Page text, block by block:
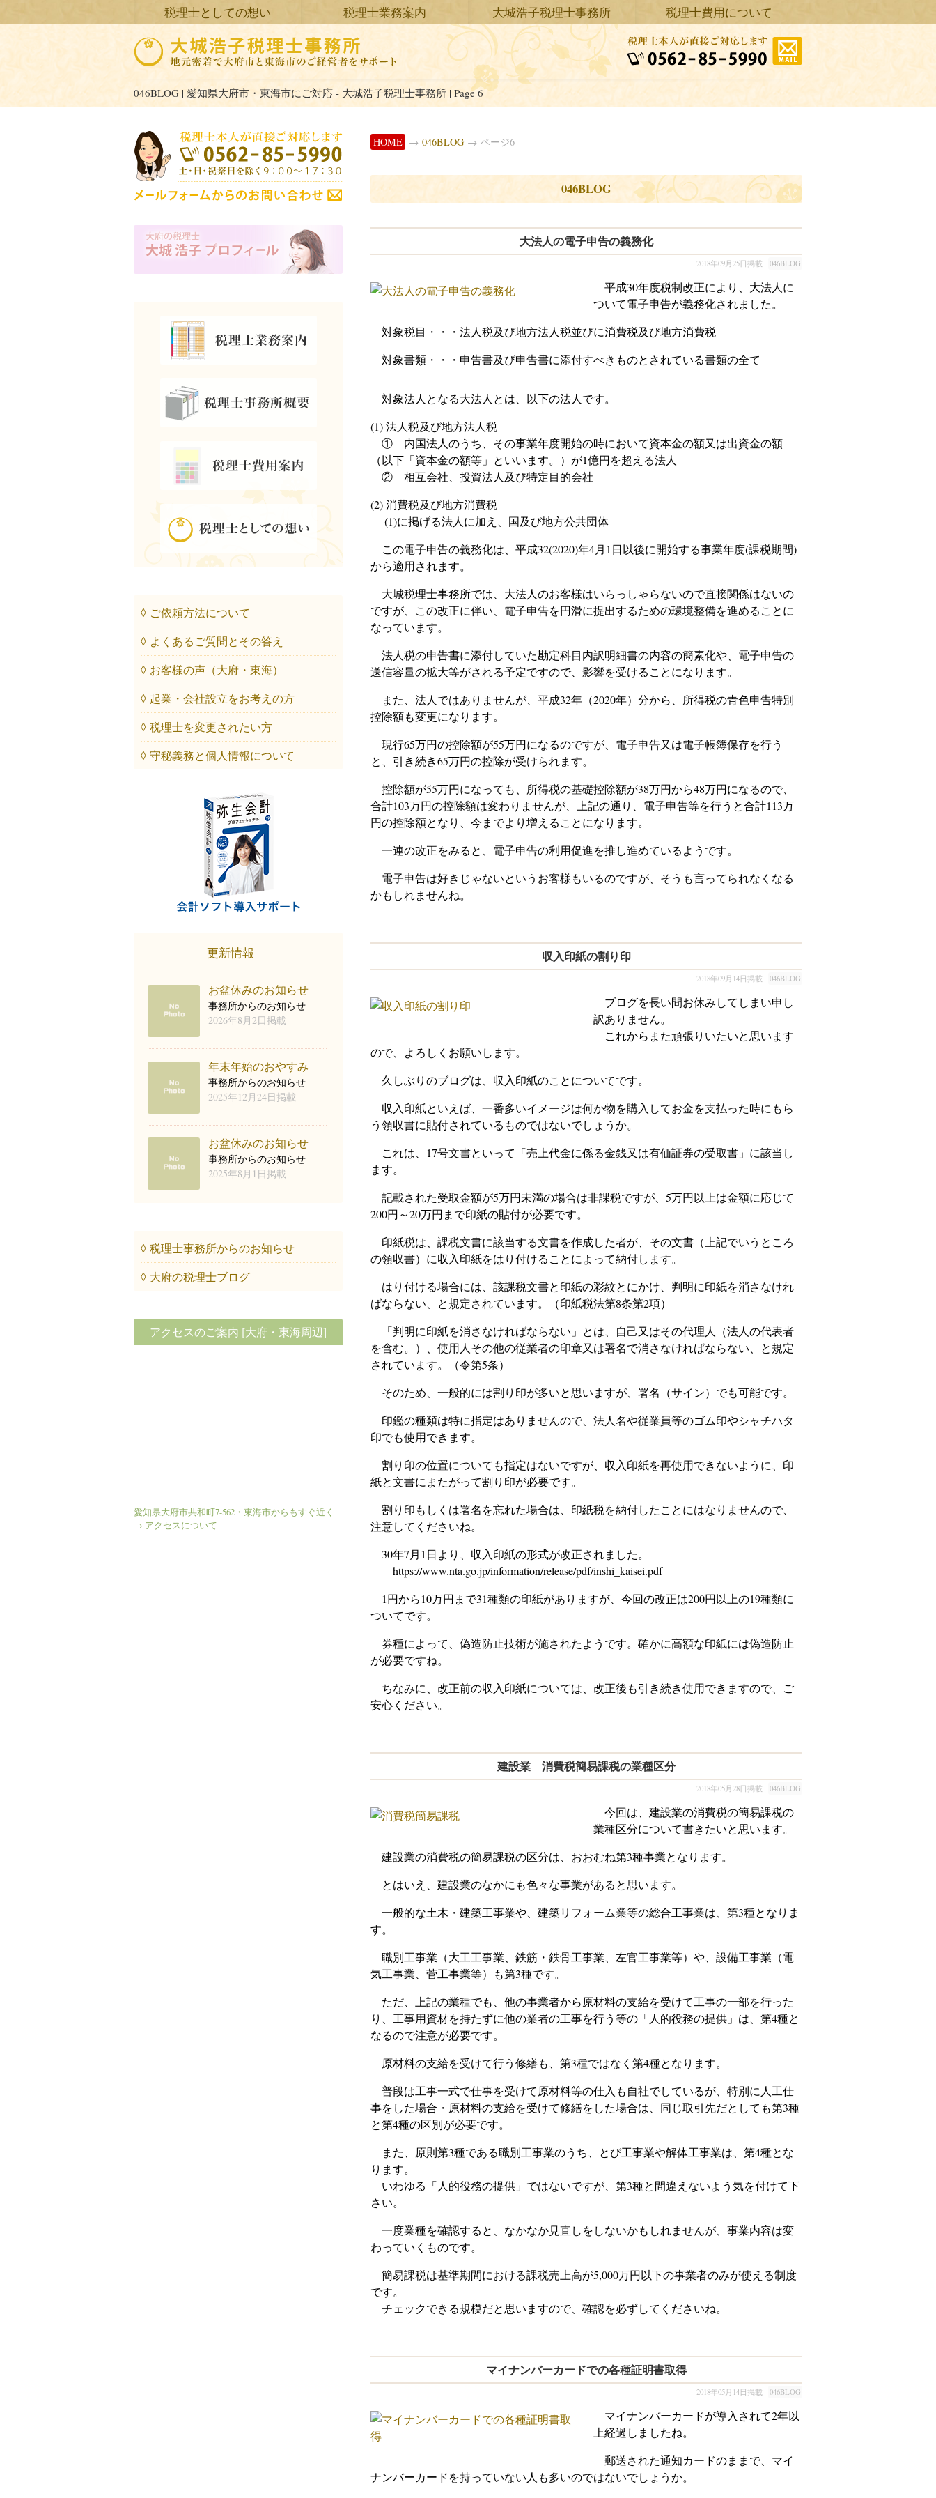
Main menu
Skip to content税理士としての想い 税理士業務案内 大城浩子税理士事務所 税理士費用について
046BLOG | 愛知県大府市・東海市にご対応 - 大城浩子税理士事務所 | Page 6
HOME → 046BLOG → ページ6
046BLOG
大法人の電子申告の義務化
2018年09月25日掲載 046BLOG
平成30年度税制改正により、大法人に
ついて電子申告が義務化されました。
対象税目・・・法人税及び地方法人税並びに消費税及び地方消費税
対象書類・・・申告書及び申告書に添付すべきものとされている書類の全て
対象法人となる大法人とは、以下の法人です。
(1) 法人税及び地方法人税
① 内国法人のうち、その事業年度開始の時において資本金の額又は出資金の額
（以下「資本金の額等」といいます。）が1億円を超える法人
② 相互会社、投資法人及び特定目的会社
(2) 消費税及び地方消費税
(1)に掲げる法人に加え、国及び地方公共団体
この電子申告の義務化は、平成32(2020)年4月1日以後に開始する事業年度(課税期間)
から適用されます。
大城税理士事務所では、大法人のお客様はいらっしゃらないので直接関係はないの
ですが、この改正に伴い、電子申告を円滑に提出するための環境整備を進めることに
なっています。
法人税の申告書に添付していた勘定科目内訳明細書の内容の簡素化や、電子申告の
送信容量の拡大等がされる予定ですので、影響を受けることになります。
また、法人ではありませんが、平成32年（2020年）分から、所得税の青色申告特別
控除額も変更になります。
現行65万円の控除額が55万円になるのですが、電子申告又は電子帳簿保存を行う
と、引き続き65万円の控除が受けられます。
控除額が55万円になっても、所得税の基礎控除額が38万円から48万円になるので、
合計103万円の控除額は変わりませんが、上記の通り、電子申告等を行うと合計113万
円の控除額となり、今までより増えることになります。
一連の改正をみると、電子申告の利用促進を推し進めているようです。
電子申告は好きじゃないというお客様もいるのですが、そうも言ってられなくなる
かもしれませんね。
収入印紙の割り印
2018年09月14日掲載 046BLOG
ブログを長い間お休みしてしまい申し
訳ありません。
これからまた頑張りいたいと思います
ので、よろしくお願いします。
久しぶりのブログは、収入印紙のことについてです。
収入印紙といえば、一番多いイメージは何か物を購入してお金を支払った時にもら
う領収書に貼付されているものではないでしょうか。
これは、17号文書といって「売上代金に係る金銭又は有価証券の受取書」に該当し
ます。
記載された受取金額が5万円未満の場合は非課税ですが、5万円以上は金額に応じて
200円～20万円まで印紙の貼付が必要です。
印紙税は、課税文書に該当する文書を作成した者が、その文書（上記でいうところ
の領収書）に収入印紙をはり付けることによって納付します。
はり付ける場合には、該課税文書と印紙の彩紋とにかけ、判明に印紙を消さなけれ
ばならない、と規定されています。（印紙税法第8条第2項）
「判明に印紙を消さなければならない」とは、自己又はその代理人（法人の代表者
を含む。）、使用人その他の従業者の印章又は署名で消さなければならない、と規定
されています。（令第5条）
そのため、一般的には割り印が多いと思いますが、署名（サイン）でも可能です。
印鑑の種類は特に指定はありませんので、法人名や従業員等のゴム印やシャチハタ
印でも使用できます。
割り印の位置についても指定はないですが、収入印紙を再使用できないように、印
紙と文書にまたがって割り印が必要です。
割り印もしくは署名を忘れた場合は、印紙税を納付したことにはなりませんので、
注意してくださいね。
30年7月1日より、収入印紙の形式が改正されました。
https://www.nta.go.jp/information/release/pdf/inshi_kaisei.pdf
1円から10万円まで31種類の印紙がありますが、今回の改正は200円以上の19種類に
ついてです。
券種によって、偽造防止技術が施されたようです。確かに高額な印紙には偽造防止
が必要ですね。
ちなみに、改正前の収入印紙については、改正後も引き続き使用できますので、ご
安心ください。
建設業 消費税簡易課税の業種区分
2018年05月28日掲載 046BLOG
今回は、建設業の消費税の簡易課税の
業種区分について書きたいと思います。
建設業の消費税の簡易課税の区分は、おおむね第3種事業となります。
とはいえ、建設業のなかにも色々な事業があると思います。
一般的な土木・建築工事業や、建築リフォーム業等の総合工事業は、第3種となりま
す。
職別工事業（大工工事業、鉄筋・鉄骨工事業、左官工事業等）や、設備工事業（電
気工事業、菅工事業等）も第3種です。
ただ、上記の業種でも、他の事業者から原材料の支給を受けて工事の一部を行った
り、工事用資材を持たずに他の業者の工事を行う等の「人的役務の提供」は、第4種と
なるので注意が必要です。
原材料の支給を受けて行う修繕も、第3種ではなく第4種となります。
普段は工事一式で仕事を受けて原材料等の仕入も自社でしているが、特別に人工仕
事をした場合・原材料の支給を受けて修繕をした場合は、同じ取引先だとしても第3種
と第4種の区別が必要です。
また、原則第3種である職別工事業のうち、とび工事業や解体工事業は、第4種とな
ります。
いわゆる「人的役務の提供」ではないですが、第3種と間違えないよう気を付けて下
さい。
一度業種を確認すると、なかなか見直しをしないかもしれませんが、事業内容は変
わっていくものです。
簡易課税は基準期間における課税売上高が5,000万円以下の事業者のみが使える制度
です。
チェックできる規模だと思いますので、確認を必ずしてくださいね。
マイナンバーカードでの各種証明書取得
2018年05月14日掲載 046BLOG
マイナンバーカードが導入されて2年以
上経過しましたね。
郵送された通知カードのままで、マイ
ナンバーカードを持っていない人も多いのではないでしょうか。
◊ ご依頼方法について
◊ よくあるご質問とその答え
◊ お客様の声（大府・東海）
◊ 起業・会社設立をお考えの方
◊ 税理士を変更されたい方
◊ 守秘義務と個人情報について
更新情報
お盆休みのお知らせ
事務所からのお知らせ
2026年8月2日
年末年始のおやすみ
事務所からのお知らせ
2025年12月24日
お盆休みのお知らせ
事務所からのお知らせ
2025年8月1日
◊ 税理士事務所からのお知らせ
◊ 大府の税理士ブログ
アクセスのご案内 [大府・東海周辺]
愛知県大府市共和町7-562・東海市からもすぐ近く
→ アクセスについて